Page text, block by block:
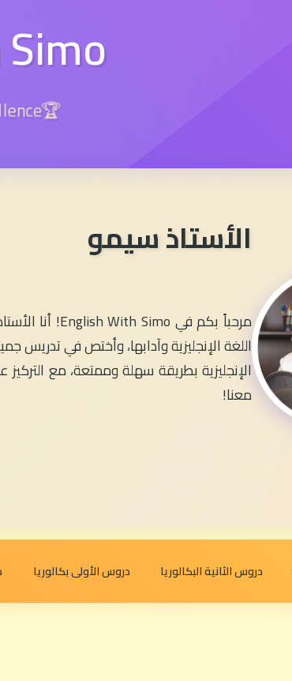
🏆Your Pathway To Excellence🏆
الأستاذ سيمو
اللغة الإنجليزية وآدابها، وأختص في
الإنجليزية بطريقة سهلة وممتعة، مع التركيز
معنا!
دروس الثانية البكالوريا دروس الأولى بكالوريا